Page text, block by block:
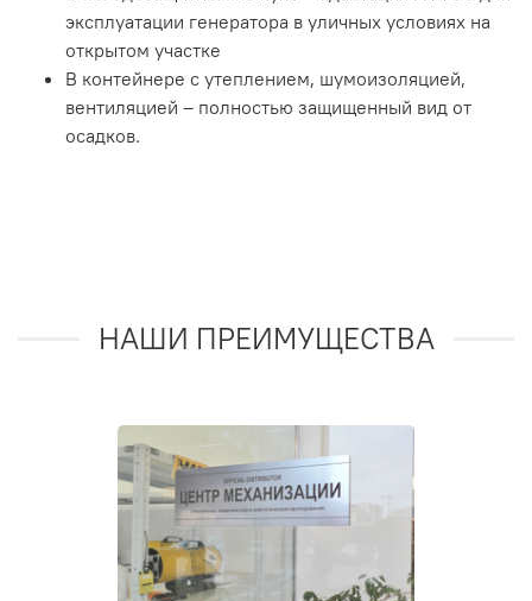
эксплуатации генератора в уличных условиях на
открытом участке
В контейнере с утеплением, шумоизоляцией,
вентиляцией – полностью защищенный вид от
осадков.
НАШИ ПРЕИМУЩЕСТВА